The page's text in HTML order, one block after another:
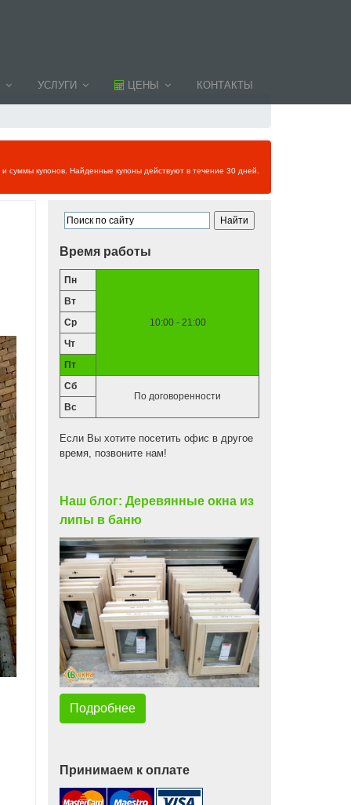
УСЛУГИ ЦЕНЫ КОНТАКТЫ
и суммы купонов. Найденные купоны действуют в течение 30 дней.
Время работы
Пн
10:00 - 21:00
Вт
Ср
Чт
Пт
Сб
По договоренности
Вс
Если Вы хотите посетить офис в другое
время, позвоните нам!
Наш блог: Деревянные окна из
липы в баню
Подробнее
Принимаем к оплате